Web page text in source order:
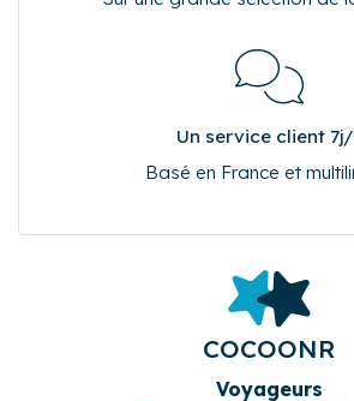
Annulation souple
Sur une grande sélection de
Un service client 7j/7
Basé en France et